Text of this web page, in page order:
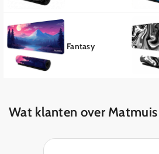
Fantasy
Wat klanten over Matmuis